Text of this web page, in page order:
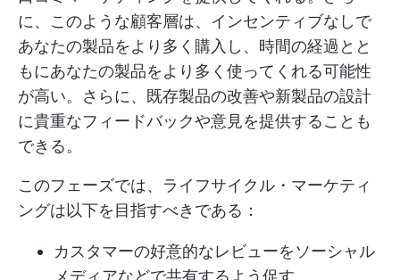
に、このような顧客層は、インセンティブなしで
あなたの製品をより多く購入し、時間の経過とと
もにあなたの製品をより多く使ってくれる可能性
が高い。さらに、既存製品の改善や新製品の設計
に貴重なフィードバックや意見を提供することも
できる。
このフェーズでは、ライフサイクル・マーケティ
ングは以下を目指すべきである：
カスタマーの好意的なレビューをソーシャル